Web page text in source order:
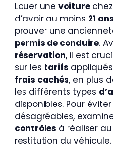
Louer une voiture
d’avoir au moins 21 ans
prouver une
permis de conduire.
réservation, il est
sur les tarifs
frais cachés, en plus
les différents types
disponibles. Pour
désagréables,
contrôles à réaliser
restitution du véhicule.